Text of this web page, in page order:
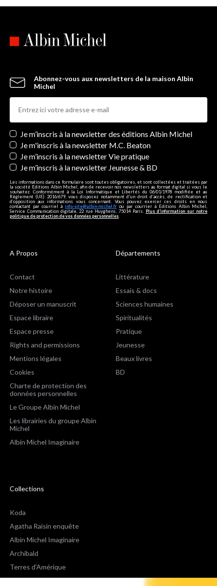
Abonnez-vous aux newsletters de la maison Albin
Michel
Newsletters
Je m’inscris à la newsletter des éditions Albin Michel
Je m'inscris à la newsletter M.C. Beaton
Je m’inscris à la newsletter Vie pratique
Je m’inscris à la newsletter Jeunesse & BD
Les informations dans ce formulaire sont toutes obligatoires, et sont collectées et traitées par
la société Editions Albin Michel, afin de recevoir nos newsletters au format digital si vous le
souhaitez. Conformément à la Loi Informatique et Libertés du 06/01/1978 modifiée et au
Règlement (UE) 2016/679, vous disposez notamment d'un droit d'accès, de rectification et
d’opposition aux informations vous concernant. Vous pouvez exercer ces droits en nous
contactant par courriel à info-site@albin-michel.fr ou par courrier à Editions Albin Michel,
Service Communication digitale, 22 rue Huyghens, 75014 Paris. Plus d’information sur notre
politique de protection de vos données personnelles
A Propos
Contact
Notre histoire
Déposer un manuscrit
Espace libraire
Espace presse
Rights and permissions
Mentions légales
Cookies
Charte de protection des
données personnelles
Le Groupe Albin Michel
Les librairies du groupe Albin
Michel
Albin Michel Imaginaire
Départements
Littérature
Essais & docs
Sciences humaines
Spiritualités
Pratique
Jeunesse
Beaux livres
BD
Collections
Koda
Agatha Raisin enquête
Albin Michel Imaginaire
Archibald
Terres d'Amérique
Espaces Libres Poche